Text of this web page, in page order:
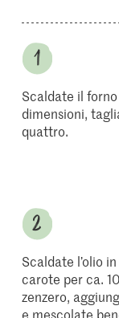
Scaldate il
dimensioni,
quattro.
Scaldate l’olio
carote per ca.
zenzero,
e mescolate